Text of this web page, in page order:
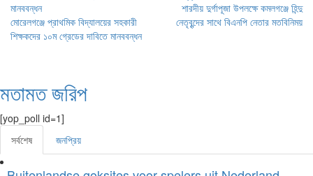
মোরেলগঞ্জে প্রাথমিক বিদ্যালয়ের সহকারী
শিক্ষকদের ১০ম গ্রেডের দাবিতে মানববন্ধন
শারদীয় দুর্গাপূজা উপলক্ষে কমলগঞ্জে হিন্দু
নেতৃবৃন্দের সাথে বিএনপি নেতার মতবিনিময়
মতামত জরিপ
[yop_poll id=1]
সর্বশেষ
জনপ্রিয়